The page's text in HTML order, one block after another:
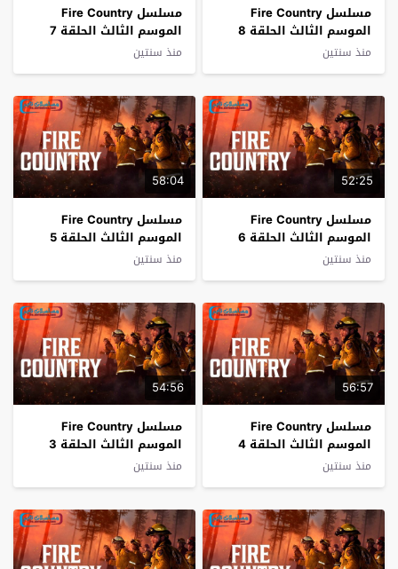
مسلسل Fire Country
الموسم الثالث الحلقة 8
فاصل اعلاني
منذ سنتين
مسلسل Fire Country
الموسم الثالث الحلقة 7
فاصل اعلاني
منذ سنتين
52:25
مسلسل Fire Country
الموسم الثالث الحلقة 6
فاصل اعلاني
منذ سنتين
58:04
مسلسل Fire Country
الموسم الثالث الحلقة 5
فاصل اعلاني
منذ سنتين
56:57
مسلسل Fire Country
الموسم الثالث الحلقة 4
فاصل اعلاني
منذ سنتين
54:56
مسلسل Fire Country
الموسم الثالث الحلقة 3
فاصل اعلاني
منذ سنتين